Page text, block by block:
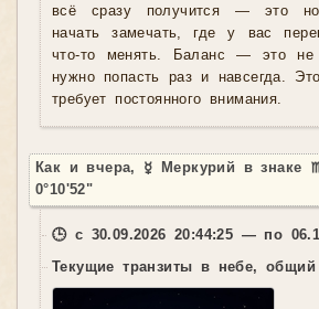
всё сразу получится — это
начать замечать, где у вас
что-то менять. Баланс — это не
нужно попасть раз и навсегда.
требует постоянного внимания.
Как и вчера, ☿ Меркурий в знаке
0°10'52"
🕒 с 30.09.2026 20:44:25 — по
Текущие транзиты в небе, общий